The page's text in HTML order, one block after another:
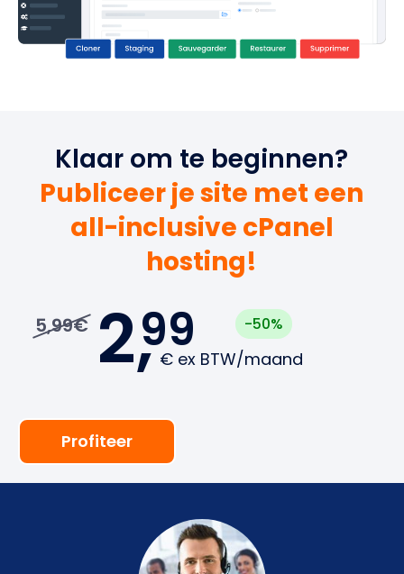
Klaar om te beginnen?
Publiceer je site met een
all-inclusive cPanel
hosting!
5,99€ 2,99
€ ex BTW/maand
-50%
Profiteer